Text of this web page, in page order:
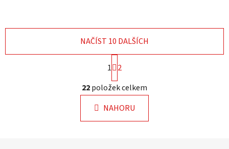
O
v
l
á
d
NAČÍST 10 DALŠÍCH
S
t
r
á
n
k
1
2
22položek celkem
NAHORU